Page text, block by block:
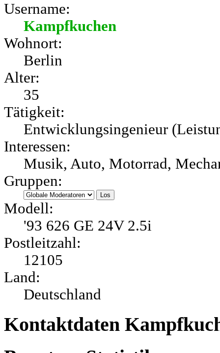
Username:
Kampfkuchen
Wohnort:
Berlin
Alter:
35
Tätigkeit:
Entwicklungsingenieur
Interessen:
Musik, Auto, Motorrad,
Gruppen:
Modell:
'93 626 GE 24V 2.5i
Postleitzahl:
12105
Land:
Deutschland
Kontaktdaten